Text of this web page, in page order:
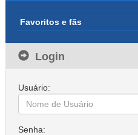
Favoritos e fãs
Login
Usuário:
Senha: